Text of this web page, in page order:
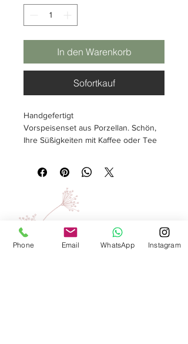
In den Warenkorb
Sofortkauf
Handgefertigt
Vorspeisenset aus Porzellan. Schön,
Ihre Süßigkeiten mit Kaffee oder Tee
40 × 10,5 (Regal)
SLOWBEAUTY
We CreateFeeling
®
Phone Email WhatsApp Instagram